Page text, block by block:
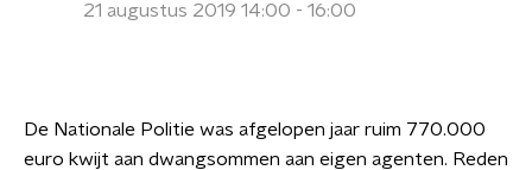
21 augustus 2019 14:00 - 16:00
De Nationale Politie was afgelopen jaar ruim 770.000
euro kwijt aan dwangsommen aan eigen agenten. Reden